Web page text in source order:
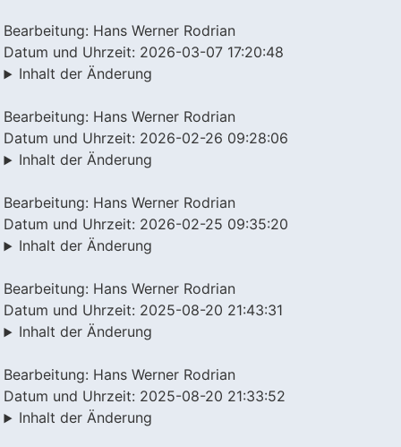
Bearbeitung: Hans Werner Rodrian
Datum und Uhrzeit: 2026-03-07 17:20:48
Inhalt der Änderung
Bearbeitung: Hans Werner Rodrian
Datum und Uhrzeit: 2026-02-26 09:28:06
Inhalt der Änderung
Bearbeitung: Hans Werner Rodrian
Datum und Uhrzeit: 2026-02-25 09:35:20
Inhalt der Änderung
Bearbeitung: Hans Werner Rodrian
Datum und Uhrzeit: 2025-08-20 21:43:31
Inhalt der Änderung
Bearbeitung: Hans Werner Rodrian
Datum und Uhrzeit: 2025-08-20 21:33:52
Inhalt der Änderung